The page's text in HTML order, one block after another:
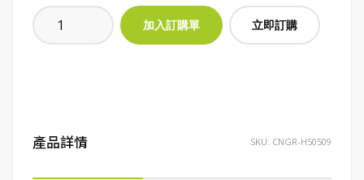
立即訂購
產品詳情 SKU: CNGR-H50509